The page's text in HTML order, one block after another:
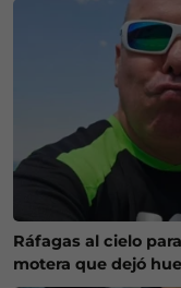
Ráfagas al cielo
motera que dejó